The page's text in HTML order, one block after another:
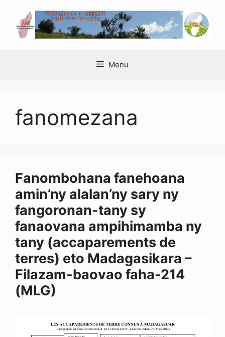
contenu
Menu
fanomezana
Fanombohana fanehoana
amin’ny alalan’ny sary ny
fangoronan-tany sy
fanaovana ampihimamba ny
tany (accaparements de
terres) eto Madagasikara –
Filazam-baovao faha-214
(MLG)